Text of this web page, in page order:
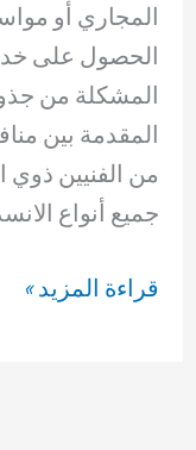
المجاري أو
الحصول على
المشكلة من
المقدمة بين
من الفنيين ذوي
جميع أنواع
شركات
قراءة المزيد »